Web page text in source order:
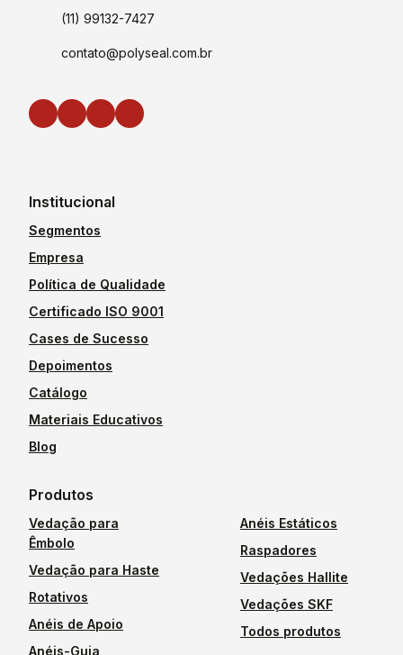
(11) 99132-7427
contato@polyseal.com.br
Institucional
Segmentos
Empresa
Política de Qualidade
Certificado ISO 9001
Cases de Sucesso
Depoimentos
Catálogo
Materiais Educativos
Blog
Produtos
Vedação para
Êmbolo
Vedação para Haste
Rotativos
Anéis de Apoio
Anéis-Guia
Anéis Estáticos
Raspadores
Vedações Hallite
Vedações SKF
Todos produtos